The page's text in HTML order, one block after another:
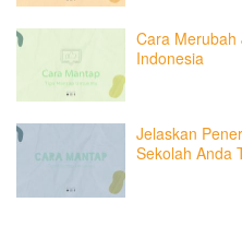
Cara
Indonesia
Jelaskan
Sekolah Anda